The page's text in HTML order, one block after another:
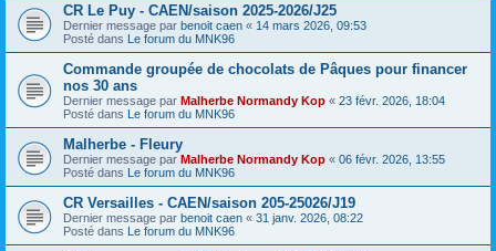
CR Le Puy - CAEN/saison 2025-2026/J25
Dernier message par benoit caen « 14 mars 2026, 09:53
Posté dans Le forum du MNK96
Commande groupée de chocolats de Pâques pour financer
nos 30 ans
Dernier message par Malherbe Normandy Kop « 23 févr. 2026, 18:04
Posté dans Le forum du MNK96
Malherbe - Fleury
Dernier message par Malherbe Normandy Kop « 06 févr. 2026, 13:55
Posté dans Le forum du MNK96
CR Versailles - CAEN/saison 205-25026/J19
Dernier message par benoit caen « 31 janv. 2026, 08:22
Posté dans Le forum du MNK96